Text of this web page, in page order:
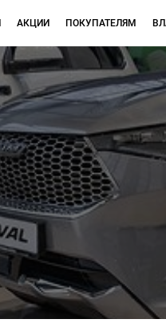
АКЦИИ ПОКУПАТЕЛЯМ